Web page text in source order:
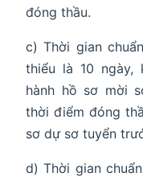
đóng thầu.
c) Thời gian
thiểu là 10
hành hồ sơ mời
thời điểm đóng
sơ dự sơ tuyển
d) Thời gian